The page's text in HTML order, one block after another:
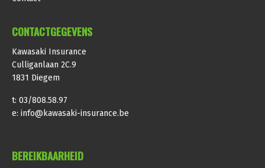
CONTACTGEGEVENS
Kawasaki Insurance
Culliganlaan 2C.9
1831 Diegem
t: 03/808.58.97
e: info@kawasaki-insurance.be
BEREIKBAARHEID